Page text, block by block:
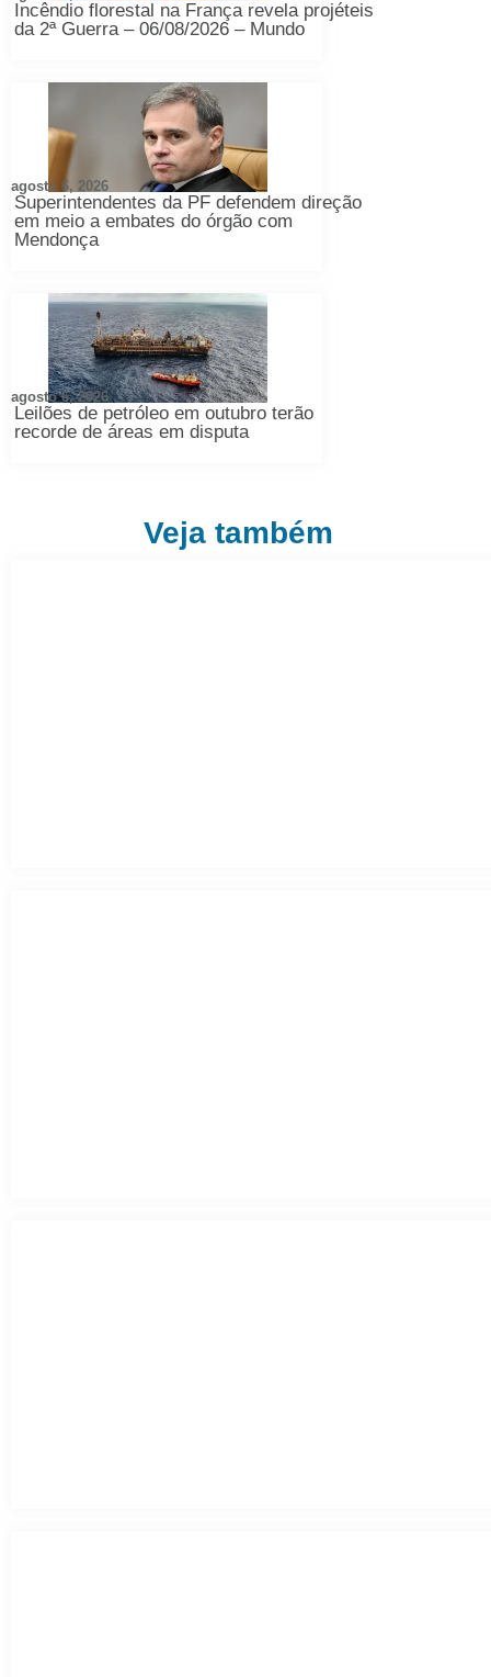
Incêndio florestal na França revela projéteis
da 2ª Guerra – 06/08/2026 – Mundo
Superintendentes da PF defendem direção
em meio a embates do órgão com
Mendonça
agosto 6, 2026
Leilões de petróleo em outubro terão
recorde de áreas em disputa
agosto 6, 2026
Veja também